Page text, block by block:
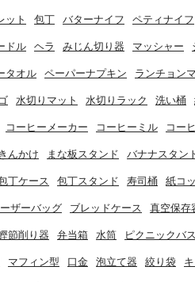
ット 包丁 バターナイフ ペティナイフ
ドル ヘラ みじん切り器 マッシャー
タオル ペーパーナプキン ランチョン
水切りマット 水切りラック 洗い桶
コーヒーメーカー コーヒーミル コー
んかけ まな板スタンド バナナスタン
丁ケース 包丁スタンド 寿司桶 紙コ
ザーバッグ ブレッドケース 真空保存
節削り器 弁当箱 水筒 ピクニックバ
マフィン型 口金 泡立て器 絞り袋